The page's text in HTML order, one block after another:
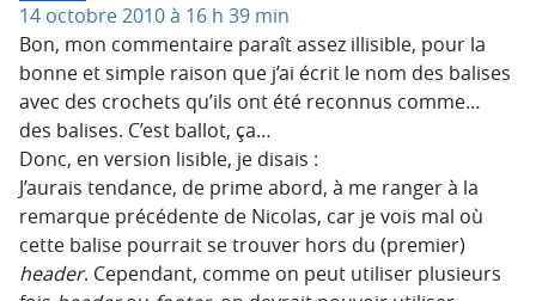
14 octobre 2010 à 16 h 39 min
Bon, mon commentaire paraît assez illisible, pour la
bonne et simple raison que j’ai écrit le nom des balises
avec des crochets qu’ils ont été reconnus comme…
des balises. C’est ballot, ça…
Donc, en version lisible, je disais :
J’aurais tendance, de prime abord, à me ranger à la
remarque précédente de Nicolas, car je vois mal où
cette balise pourrait se trouver hors du (premier)
header. Cependant, comme on peut utiliser plusieurs